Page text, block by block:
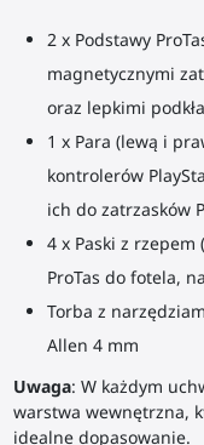
2 x Podstawy
magnetycznymi
oraz lepkimi
1 x Para (lewą i
kontrolerów
ich do zatrzasków
4 x Paski z
ProTas do fotela,
Torba z
Allen 4 mm
Uwaga: W każdym
warstwa wewnętrzna,
idealne dopasowanie.